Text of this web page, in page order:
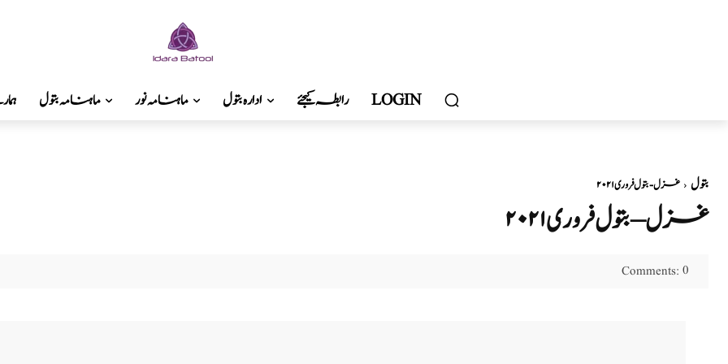
ماہنامہ بتول ماہنامہ نور ادارہ بتول رابطہ کیجئے LOGIN
بتول غزل - بتول فروری ۲۰۲۱
غزل – بتول فروری ۲۰۲۱
Comments: 0